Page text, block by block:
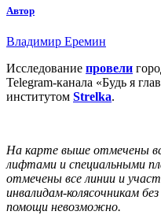
Автор
Владимир Еремин
Исследование провели
Telegram-канала «Будь я
институтом Strelka.
На карте выше отмечены
лифтами и специальными
отмечены все линии и
инвалидам-колясочникам
помощи невозможно.